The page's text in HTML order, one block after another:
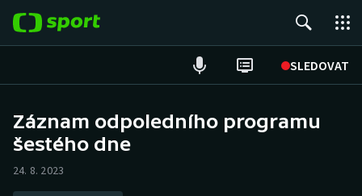
SLEDOVAT
Hokej
Záznam odpoledního programu
šestého dne
24. 8. 2023